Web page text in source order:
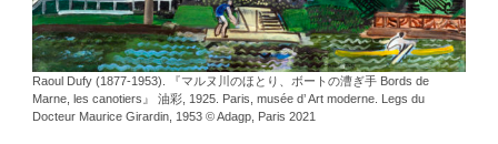
Raoul Dufy (1877-1953). 『マルヌ川のほとり、ボートの漕ぎ手 Bords de
Marne, les canotiers』 油彩, 1925. Paris, musée d’ Art moderne. Legs du
Docteur Maurice Girardin, 1953 © Adagp, Paris 2021